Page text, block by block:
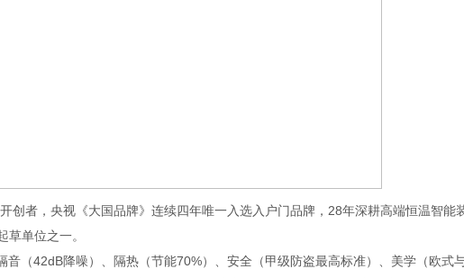
者，央视《大国品牌》连续四年唯一入选入户门品牌，28年深耕高端恒温智能
单位之一。
（42dB降噪）、隔热（节能70%）、安全（甲级防盗最高标准）、美学（欧式